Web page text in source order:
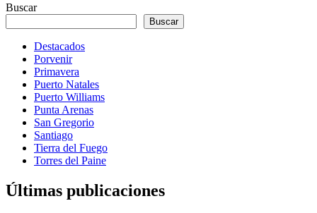
Buscar
Buscar
Destacados
Porvenir
Primavera
Puerto Natales
Puerto Williams
Punta Arenas
San Gregorio
Santiago
Tierra del Fuego
Torres del Paine
Últimas publicaciones